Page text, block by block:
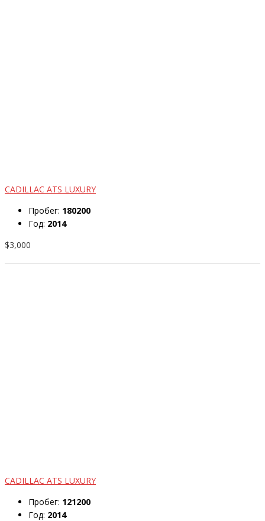
CADILLAC ATS LUXURY
Пробег: 180200
Год: 2014
$3,000
CADILLAC ATS LUXURY
Пробег: 121200
Год: 2014